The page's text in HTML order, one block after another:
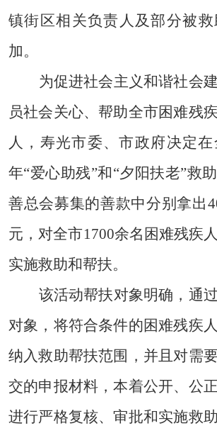
镇街区相关负责人及部分被
加。
为促进社会主义和谐社会
员社会关心、帮助全市困难残
人，寿光市委、市政府决定在
年“爱心助残”和“夕阳扶老”救
善总会募集的善款中分别拿出
元，对全市1700余名困难残疾
实施救助和帮扶。
该活动帮扶对象明确，通
对象，将符合条件的困难残疾
纳入救助帮扶范围，并且对需
交的申报材料，本着公开、公
进行严格复核、审批和实施救